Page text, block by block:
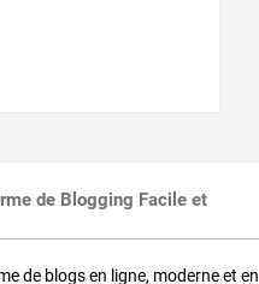
de Blogging Facile et
de blogs en ligne, moderne et en